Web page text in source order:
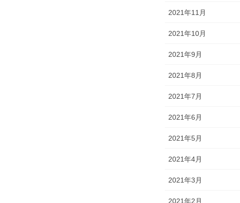
2021年11月
2021年10月
2021年9月
2021年8月
2021年7月
2021年6月
2021年5月
2021年4月
2021年3月
2021年2月